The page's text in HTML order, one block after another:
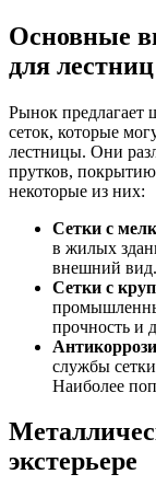
Основные
для лестниц
Рынок предлагает
сеток, которые
лестницы. Они
прутков,
некоторые из них:
Сетки с
в жилых
внешний вид.
Сетки с
прочность и
службы
Наиболее
экстерьере